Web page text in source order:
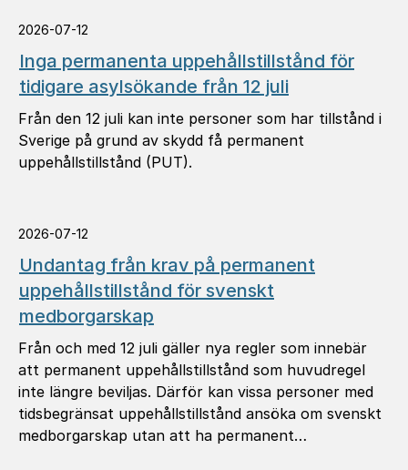
2026-07-12
Inga permanenta uppehållstillstånd för
tidigare asylsökande från 12 juli
Från den 12 juli kan inte personer som har tillstånd i
Sverige på grund av skydd få permanent
uppehållstillstånd (PUT).
2026-07-12
Undantag från krav på permanent
uppehållstillstånd för svenskt
medborgarskap
Från och med 12 juli gäller nya regler som innebär
att permanent uppehållstillstånd som huvudregel
inte längre beviljas. Därför kan vissa personer med
tidsbegränsat uppehållstillstånd ansöka om svenskt
medborgarskap utan att ha permanent